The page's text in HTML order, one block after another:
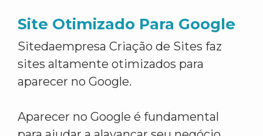
Site Otimizado Para Google
Sitedaempresa Criação de Sites faz
sites altamente otimizados para
aparecer no Google.
Aparecer no Google é fundamental